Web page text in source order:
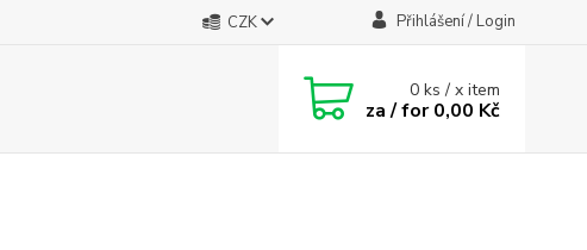
CZK Přihlášení / Login
0ks / x item
za / for0,00 Kč